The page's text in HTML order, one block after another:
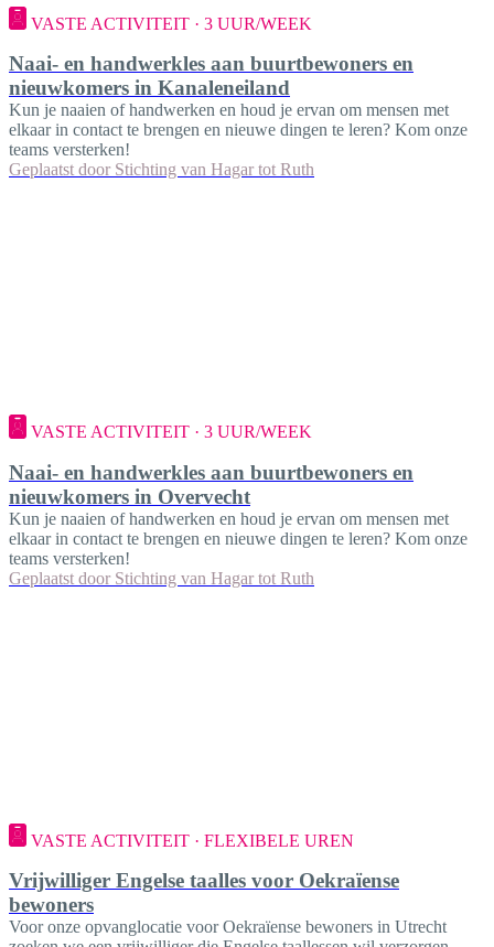
VASTE ACTIVITEIT · 3 UUR/WEEK
Naai- en handwerkles aan buurtbewoners en
nieuwkomers in Kanaleneiland
Kun je naaien of handwerken en houd je ervan om mensen met
elkaar in contact te brengen en nieuwe dingen te leren? Kom onze
teams versterken!
Geplaatst door Stichting van Hagar tot Ruth
VASTE ACTIVITEIT · 3 UUR/WEEK
Naai- en handwerkles aan buurtbewoners en
nieuwkomers in Overvecht
Kun je naaien of handwerken en houd je ervan om mensen met
elkaar in contact te brengen en nieuwe dingen te leren? Kom onze
teams versterken!
Geplaatst door Stichting van Hagar tot Ruth
VASTE ACTIVITEIT · FLEXIBELE UREN
Vrijwilliger Engelse taalles voor Oekraïense
bewoners
Voor onze opvanglocatie voor Oekraïense bewoners in Utrecht